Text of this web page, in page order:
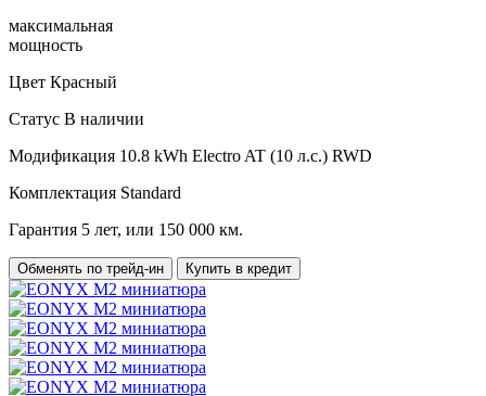
максимальная
мощность
Цвет Красный
Статус В наличии
Модификация 10.8 kWh Electro AT (10 л.с.) RWD
Комплектация Standard
Гарантия 5 лет, или 150 000 км.
Обменять по трейд-ин Купить в кредит